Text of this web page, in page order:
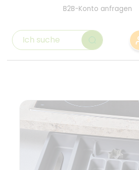
B2B-Konto anfragen